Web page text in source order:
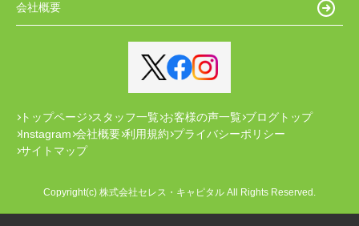
会社概要
トップページ スタッフ一覧 お客様の声一覧 ブログトップ
Instagram 会社概要 利用規約 プライバシーポリシー
サイトマップ
Copyright(c) 株式会社セレス・キャピタル All Rights Reserved.